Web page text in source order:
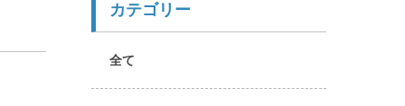
カテゴリー
全て